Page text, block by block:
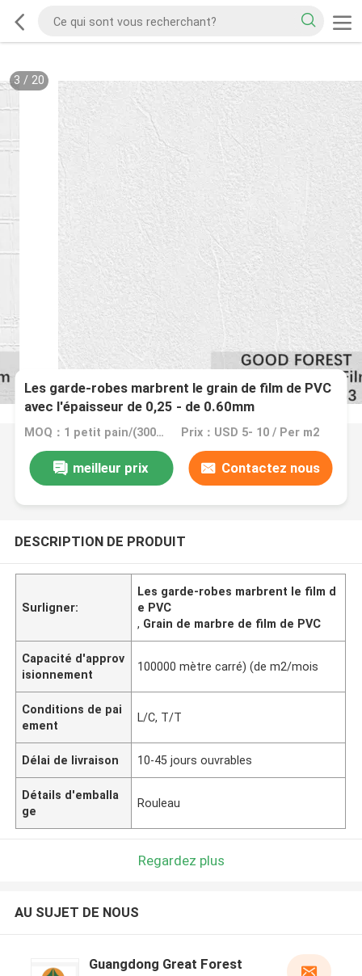
3 / 20
Les garde-robes marbrent le grain de film de PVC
avec l'épaisseur de 0,25 - de 0.60mm
MOQ：1 petit pain/(300-500m) Prix：USD 5- 10 / Per m2
meilleur prix Contactez nous
DESCRIPTION DE PRODUIT
Surligner:
Les garde-robes marbrent le film d
e PVC
, Grain de marbre de film de PVC
Capacité d'approv
isionnement
100000 mètre carré) (de m2/mois
Conditions de pai
ement
L/C, T/T
Délai de livraison 10-45 jours ouvrables
Détails d'emballa
ge
Rouleau
Regardez plus
AU SUJET DE NOUS
Guangdong Great Forest